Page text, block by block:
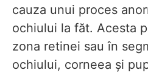
cauza unui proces
ochiului la făt. Acesta
zona retinei sau în
ochiului, corneea și